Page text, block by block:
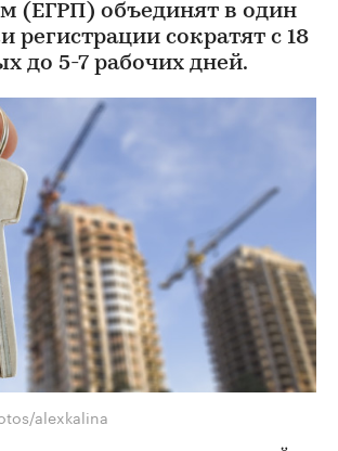
(ЕГРП) объединят в один
регистрации сократят с 18
до 5-7 рабочих дней.
alexkalina